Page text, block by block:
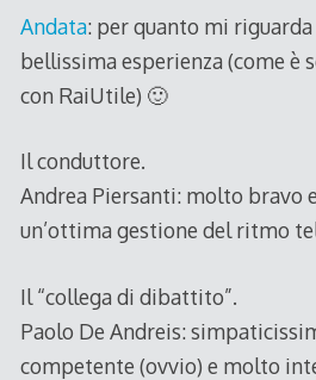
Andata: per quanto mi riguarda
bellissima esperienza (come è
con RaiUtile) 🙂
Il conduttore.
Andrea Piersanti: molto bravo
un’ottima gestione del ritmo
Il “collega di dibattito”.
Paolo De Andreis:
competente (ovvio) e molto